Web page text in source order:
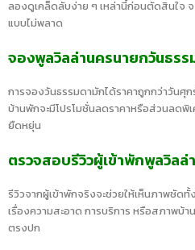
ลองดูเคล็ดลับง่าย ๆ เหล่านี้ก่อนตัดสินใจ จ
แบบไม่พลาด
จองพูลวิลล่านครนายกวันธรร
การจองวันธรรมดามักได้ราคาถูกกว่าวันศุก
บ้านพักจะมีโปรโมชั่นลดราคาหรือส่วนลดพิ
ยืดหยุ่น
ตรวจสอบรีวิวผู้เข้าพักพูลวิล
รีวิวจากผู้เข้าพักจริงจะช่วยให้เห็นภาพชัด
เรื่องความสะอาด การบริการ หรือสภาพบ้
ตรงปก